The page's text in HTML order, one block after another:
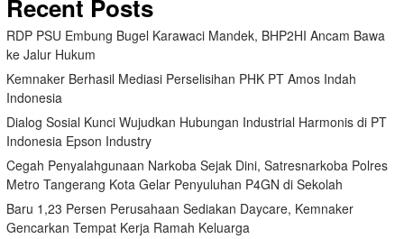
Recent Posts
RDP PSU Embung Bugel Karawaci Mandek, BHP2HI Ancam Bawa
ke Jalur Hukum
Kemnaker Berhasil Mediasi Perselisihan PHK PT Amos Indah
Indonesia
Dialog Sosial Kunci Wujudkan Hubungan Industrial Harmonis di PT
Indonesia Epson Industry
Cegah Penyalahgunaan Narkoba Sejak Dini, Satresnarkoba Polres
Metro Tangerang Kota Gelar Penyuluhan P4GN di Sekolah
Baru 1,23 Persen Perusahaan Sediakan Daycare, Kemnaker
Gencarkan Tempat Kerja Ramah Keluarga